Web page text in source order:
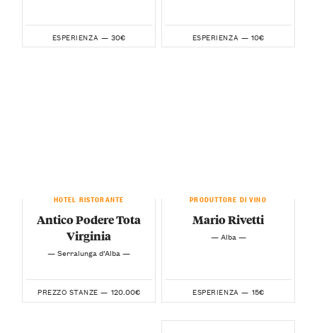
ESPERIENZA — 30€ ESPERIENZA — 10€
HOTEL RISTORANTE
Antico Podere Tota
Virginia
— Serralunga d’Alba —
PREZZO STANZE — 120.00€
PRODUTTORE DI VINO
Mario Rivetti
— Alba —
ESPERIENZA — 15€